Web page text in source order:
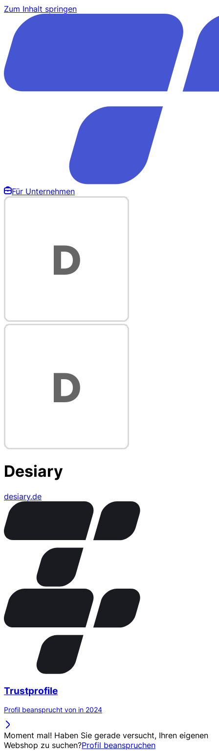
Zum Inhalt springen
Für Unternehmen
Desiary
desiary.de
Trustprofile
Profil beansprucht von in 2024
Moment mal! Haben Sie gerade versucht, Ihren eigenen
Webshop zu suchen?Profil beanspruchen